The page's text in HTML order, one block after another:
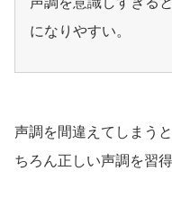
になりやすい。
声調を間違えてしまう
ちろん正しい声調を習